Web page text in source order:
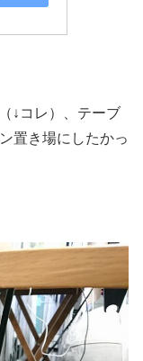
↓コレ）、テーブ
置き場にしたかっ